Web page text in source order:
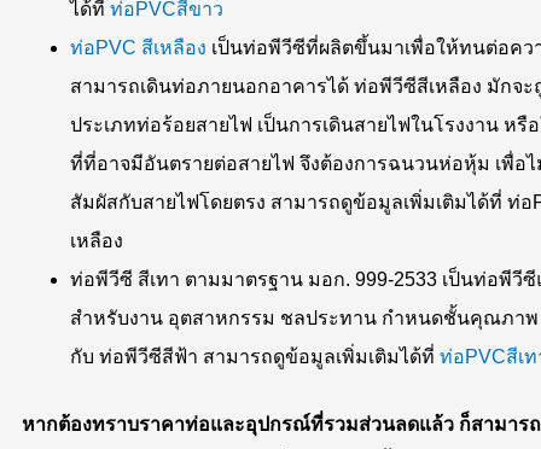
ได้ที่ ท่อPVCสีขาว
ท่อPVC สีเหลือง เป็นท่อพีวีซีที่ผลิตขึ้นมาเพื่อให้ทนต่อคว
สามารถเดินท่อภายนอกอาคารได้ ท่อพีวีซีสีเหลือง มักจะ
ประเภทท่อร้อยสายไฟ เป็นการเดินสายไฟในโรงงาน หรื
ที่ที่อาจมีอันตรายต่อสายไฟ จึงต้องการฉนวนห่อหุ้ม เพื่อไ
สัมผัสกับสายไฟโดยตรง สามารถดูข้อมูลเพิ่มเติมได้ที่ ท่อ
เหลือง
ท่อพีวีซี สีเทา ตามมาตรฐาน มอก. 999-2533 เป็นท่อพีวีซี
สำหรับงาน อุตสาหกรรม ชลประทาน กำหนดชั้นคุณภาพ
กับ ท่อพีวีซีสีฟ้า สามารถดูข้อมูลเพิ่มเติมได้ที่ ท่อPVCสีเท
หากต้องทราบราคาท่อและอุปกรณ์ที่รวมส่วนลดแล้ว ก็สามาร